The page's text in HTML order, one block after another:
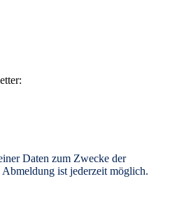
Daten zum Zwecke der
ist jederzeit möglich.